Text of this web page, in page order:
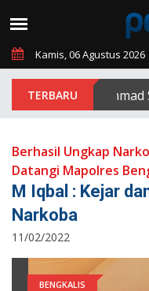
Kamis, 06 Agustus 2026
Muhammad
Berhasil Ungkap
Datangi Mapolres
M Iqbal : Kejar
Narkoba
11/02/2022
BENGKALIS